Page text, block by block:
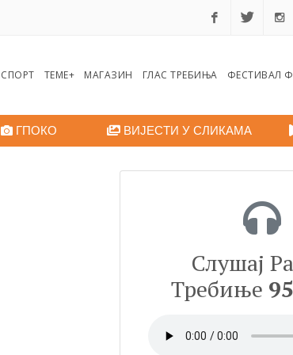
СПОРТ ТЕМЕ+ МАГАЗИН ГЛАС ТРЕБИЊА ФЕСТИВАЛ
ГПОКО ВИЈЕСТИ У СЛИКАМА
Слушај
Требиње